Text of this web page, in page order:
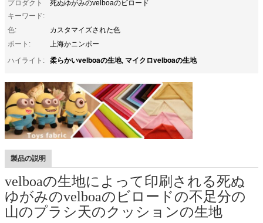
プロダクト
キーワード:
死ぬゆがみのvelboaのビロード
色:
カスタマイズされた色
ポート:
上海かニンポー
ハイライト:
柔らかいvelboaの生地, マイクロvelboaの生地
製品の説明
velboaの生地によって印刷される死ぬ
ゆがみのvelboaのビロードの不足分の
山のプラシ天のクッションの生地